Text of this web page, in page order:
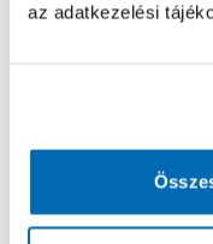
az adatkezelési